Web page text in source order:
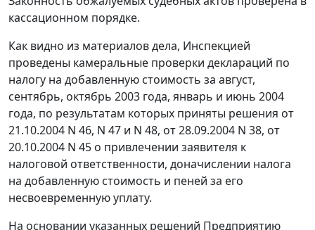
кассационном порядке.
Как видно из материалов дела, Инспекцией
проведены камеральные проверки деклараций по
налогу на добавленную стоимость за август,
сентябрь, октябрь 2003 года, январь и июнь 2004
года, по результатам которых приняты решения от
21.10.2004 N 46, N 47 и N 48, от 28.09.2004 N 38, от
20.10.2004 N 45 о привлечении заявителя к
налоговой ответственности, доначислении налога
на добавленную стоимость и пеней за его
несвоевременную уплату.
На основании указанных решений Предприятию